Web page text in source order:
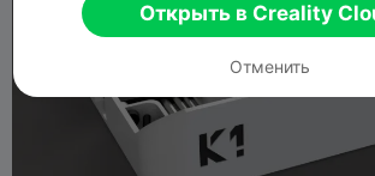
Открыть в Creality
Отменить